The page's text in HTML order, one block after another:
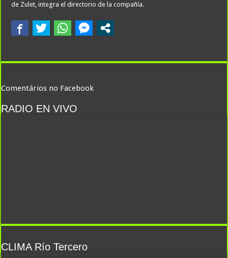
de Zulet, integra el directorio de la compañía.
Comentários no Facebook
RADIO EN VIVO
CLIMA Río Tercero